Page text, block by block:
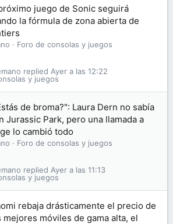
juego de Sonic seguirá
la fórmula de zona abierta de
Foro de consolas y juegos
y juegos
Ayer a las 12:22
de broma?": Laura Dern no sabía
Jurassic Park, pero una llamada a
lo cambió todo
Foro de consolas y juegos
y juegos
Ayer a las 11:13
rebaja drásticamente el precio de
mejores móviles de gama alta, el